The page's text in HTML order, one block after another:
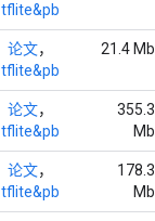
tflite&pb
论文，
tflite&pb
21.4 Mb
论文，
tflite&pb
355.3
Mb
论文，
tflite&pb
178.3
Mb